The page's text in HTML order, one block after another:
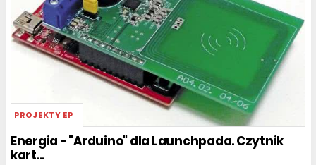
PROJEKTY EP
Energia - "Arduino" dla Launchpada. Czytnik
kart...